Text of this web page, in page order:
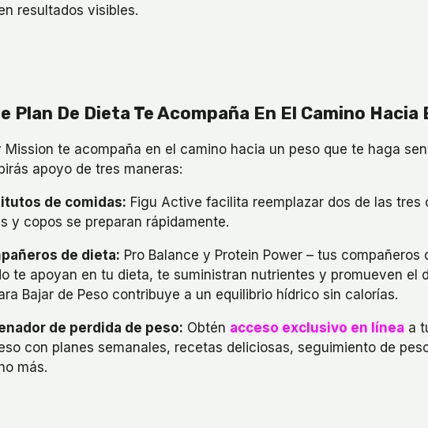
resultados visibles.
Plan De Dieta Te Acompaña En El Camino Hacia
Mission te acompaña en el camino hacia un peso que te haga
apoyo de tres maneras:
de comidas: Figu Active facilita reemplazar dos de las tres
y copos se preparan rápidamente.
de dieta: Pro Balance y Protein Power – tus
te apoyan en tu dieta, te suministran nutrientes y promueven el
Bajar de Peso contribuye a un equilibrio hídrico sin calorías.
de perdida de peso: Obtén acceso exclusivo en línea a
con planes semanales, recetas deliciosas, seguimiento de
más.